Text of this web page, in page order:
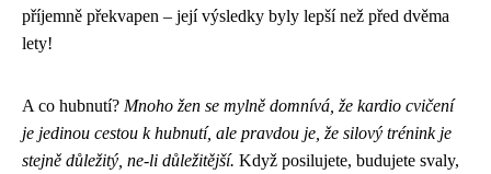
příjemně překvapen – její výsledky byly lepší než před dvěma
lety!
A co hubnutí? Mnoho žen se mylně domnívá, že kardio cvičení
je jedinou cestou k hubnutí, ale pravdou je, že silový trénink je
stejně důležitý, ne-li důležitější. Když posilujete, budujete svaly,